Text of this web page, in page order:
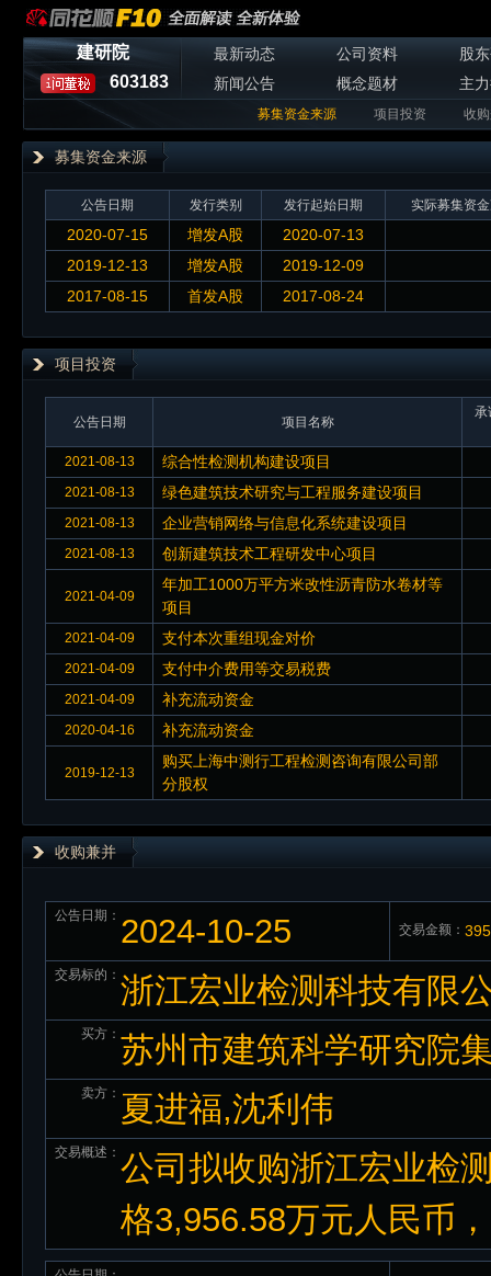
建研院
603183
最新动态 公司资料
股
新闻公告
概念题材 主
募集资金来源 项目投资 收
募集资金来源
公告日期 发行类别 发行起始日期 实际募集资
2020-07-15 增发A股
2020-07-13
2019-12-13
增发A股
2019-12-09
2017-08-15
首发A股 2017-08-24
项目投资
公告日期 项目名称
承
2021-08-13 综合性检测机构建设项目
2021-08-13 绿色建筑技术研究与工程服务建设项目
2021-08-13 企业营销网络与信息化系统建设项目
2021-08-13 创新建筑技术工程研发中心项目
2021-04-09
年加工1000万平方米改性沥青防水卷材等
项目
2021-04-09 支付本次重组现金对价
2021-04-09 支付中介费用等交易税费
2021-04-09 补充流动资金
2020-04-16 补充流动资金
2019-12-13
购买上海中测行工程检测咨询有限公司部
分股权
收购兼并
公告日期： 2024-10-25 交易金额：
交易标的： 浙江宏业检测科技有限
买方： 苏州市建筑科学研究院
卖方： 夏进福,沈利伟
交易概述： 公司拟收购浙江宏业检
格3,956.58万元人民币